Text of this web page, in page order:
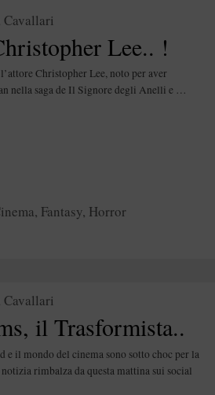
Lee.. !
Cavallari
Christopher Lee, noto per aver
nella saga de Il Signore degli Anelli e …
, Fantasy, Horror
il Trasformista..
Cavallari
il mondo del cinema sono sotto choc per la
rimbalza da questa mattina sui social